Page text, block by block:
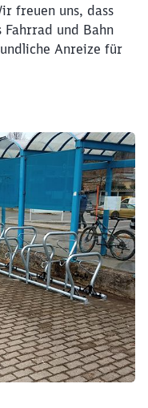
freuen uns, dass
und Bahn
Anreize für
zu überspringen
Schließen